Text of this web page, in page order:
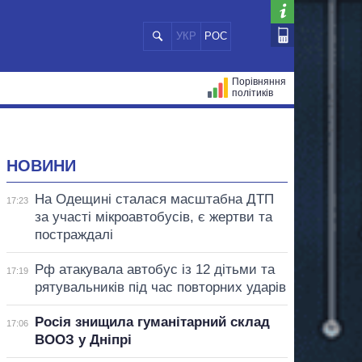
УКР РОС
Порівняння
політиків
НОВИНИ
17:23
На Одещині сталася масштабна ДТП
за участі мікроавтобусів, є жертви та
постраждалі
17:19
Рф атакувала автобус із 12 дітьми та
рятувальників під час повторних ударів
17:06
Росія знищила гуманітарний склад
ВООЗ у Дніпрі